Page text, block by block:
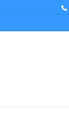
content